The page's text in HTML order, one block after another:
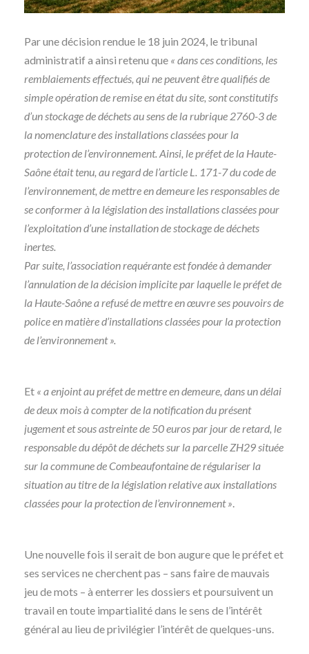
Par une décision rendue le 18 juin 2024, le tribunal
administratif a ainsi retenu que « dans ces conditions, les
remblaiements effectués, qui ne peuvent être qualifiés de
simple opération de remise en état du site, sont constitutifs
d’un stockage de déchets au sens de la rubrique 2760-3 de
la nomenclature des installations classées pour la
protection de l’environnement. Ainsi, le préfet de la Haute-
Saône était tenu, au regard de l’article L. 171-7 du code de
l’environnement, de mettre en demeure les responsables de
se conformer à la législation des installations classées pour
l’exploitation d’une installation de stockage de déchets
inertes.
Par suite, l’association requérante est fondée à demander
l’annulation de la décision implicite par laquelle le préfet de
la Haute-Saône a refusé de mettre en œuvre ses pouvoirs de
police en matière d’installations classées pour la protection
de l’environnement ».
Et « a enjoint au préfet de mettre en demeure, dans un délai
de deux mois à compter de la notification du présent
jugement et sous astreinte de 50 euros par jour de retard, le
responsable du dépôt de déchets sur la parcelle ZH29 située
sur la commune de Combeaufontaine de régulariser la
situation au titre de la législation relative aux installations
classées pour la protection de l’environnement ».
Une nouvelle fois il serait de bon augure que le préfet et
ses services ne cherchent pas – sans faire de mauvais
jeu de mots – à enterrer les dossiers et poursuivent un
travail en toute impartialité dans le sens de l’intérêt
général au lieu de privilégier l’intérêt de quelques-uns.